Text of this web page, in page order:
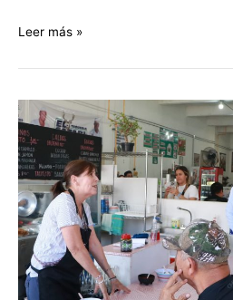
Leer más »
Con
tu
confianza,
vamos
a
tener
un
Hermosillo
¡A